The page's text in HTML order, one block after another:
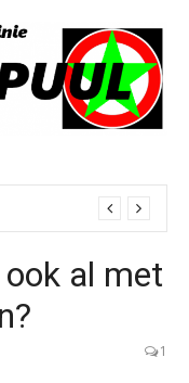
al met
1